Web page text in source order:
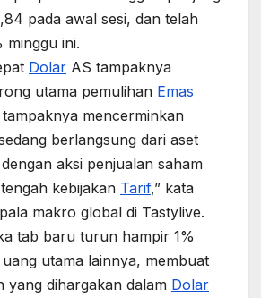
pada awal sesi, dan telah
minggu ini.
Dolar AS tampaknya
utama pemulihan Emas
mencerminkan
berlangsung dari aset
aksi penjualan saham
kebijakan Tarif,” kata
makro global di Tastylive.
tab baru turun hampir 1%
utama lainnya, membuat
yang dihargakan dalam Dolar